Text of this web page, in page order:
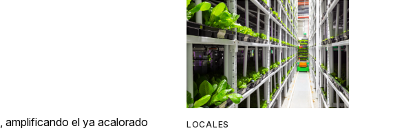
amplificando el ya acalorado
LOCALES